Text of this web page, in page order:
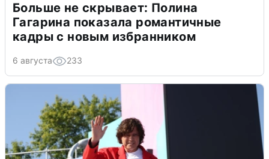
Больше не скрывает: Полина
Гагарина показала романтичные
кадры с новым избранником
6 августа 233